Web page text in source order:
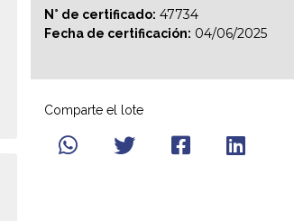
N° de certificado: 47734
Fecha de certificación: 04/06/2025
Comparte el lote